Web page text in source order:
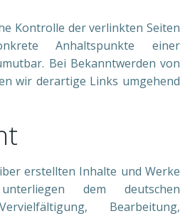
Kontrolle der verlinkten Seiten
Anhaltspunkte einer
Bei Bekanntwerden von
wir derartige Links umgehend
erstellten Inhalte und Werke
dem deutschen
Bearbeitung,